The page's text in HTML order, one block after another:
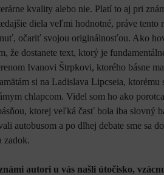
kvality alebo nie. Platí to aj pri
diela veľmi hodnotné, práve tento
očariť svojou originálnosťou. Ako
že dostanete text, ktorý je
Ivanovi Štrpkovi, ktorého básne
si na Ladislava Lipcseia, ktorému
chlapcom. Videl som ho ako
ktorej veľká časť bola iba slovný
autobusom a po dlhej debate sme sa
zadok.
autori u vás našli útočisko,